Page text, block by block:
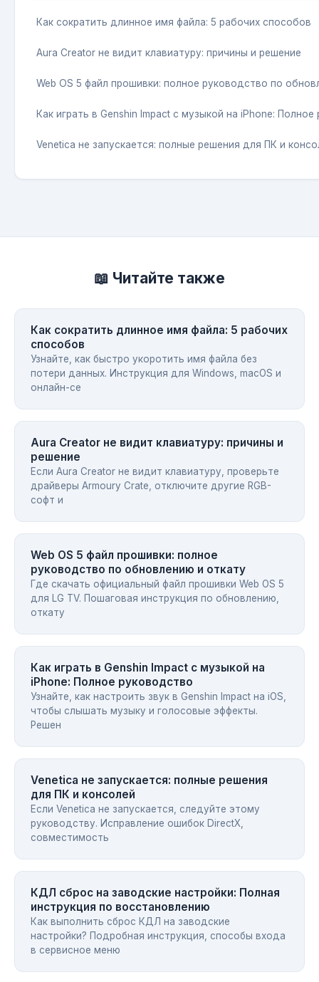
Как сократить длинное имя файла: 5 рабочих способов
Aura Creator не видит клавиатуру: причины и решение
Web OS 5 файл прошивки: полное руководство по
Как играть в Genshin Impact с музыкой на iPhone:
Venetica не запускается: полные решения для ПК и
📖 Читайте также
Как сократить длинное имя файла: 5 рабочих
способов
Узнайте, как быстро укоротить имя файла без
потери данных. Инструкция для Windows, macOS и
онлайн-се
Aura Creator не видит клавиатуру: причины и
решение
Если Aura Creator не видит клавиатуру, проверьте
драйверы Armoury Crate, отключите другие RGB-
софт и
Web OS 5 файл прошивки: полное
руководство по обновлению и откату
Где скачать официальный файл прошивки Web OS 5
для LG TV. Пошаговая инструкция по обновлению,
откату
Как играть в Genshin Impact с музыкой на
iPhone: Полное руководство
Узнайте, как настроить звук в Genshin Impact на iOS,
чтобы слышать музыку и голосовые эффекты.
Решен
Venetica не запускается: полные решения
для ПК и консолей
Если Venetica не запускается, следуйте этому
руководству. Исправление ошибок DirectX,
совместимость
КДЛ сброс на заводские настройки: Полная
инструкция по восстановлению
Как выполнить сброс КДЛ на заводские
настройки? Подробная инструкция, способы входа
в сервисное меню